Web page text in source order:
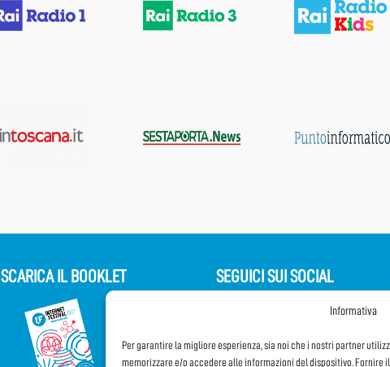
Informativa
Per garantire la migliore esperienza, sia noi che i nostri partner
memorizzare e/o accedere alle informazioni del dispositivo. Fornire
SCARICA IL BOOKLET SEGUICI SUI SOCIAL